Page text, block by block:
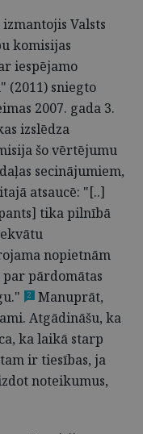
Valsts
komisijas
iespējamo
(2011) sniegto
2007. gada 3.
izslēdza
šo vērtējumu
secinājumiem,
atsaucē: "[..]
tika pilnībā
nopietnām
pārdomātas
2
Manuprāt,
Atgādināšu, ka
ka laikā starp
ir tiesības, ja
noteikumus,